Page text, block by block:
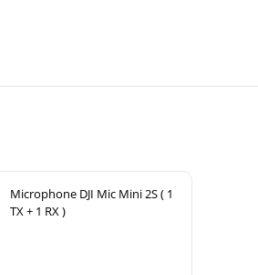
Microphone DJI Mic Mini 2S ( 1
TX + 1 RX )